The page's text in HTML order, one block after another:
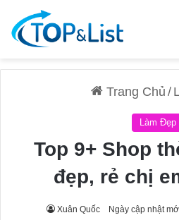
Trang Chủ /
Làm Đẹp
Top 9+ Shop
đẹp, rẻ chị
Xuân Quốc Ngày cập nhật